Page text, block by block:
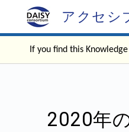
アクセシ
If you find this
2020年